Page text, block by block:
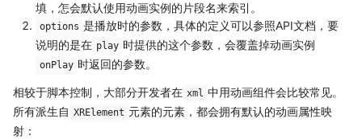
填，怎会默认使用动画实例的片段名来索引。
options 是播放时的参数，具体的定义可以参照API文档，要
说明的是在 play 时提供的这个参数，会覆盖掉动画实例
onPlay 时返回的参数。
相较于脚本控制，大部分开发者在 xml 中用动画组件会比较常见。
所有派生自 XRElement 元素的元素，都会拥有默认的动画属性映
射：